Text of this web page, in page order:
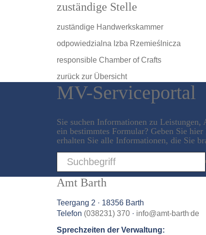
zuständige Stelle
zuständige Handwerkskammer
odpowiedzialna Izba Rzemieślnicza
responsible Chamber of Crafts
zurück zur Übersicht
MV-Serviceportal
Sie suchen Informationen zu
ein bestimmtes Formular? Geben Sie
erhalten Sie alle Informationen, die Sie
Sword
Amt Barth
Teergang 2 · 18356 Barth
Telefon (038231) 370 · info@amt-barth.de
Sprechzeiten der Verwaltung: